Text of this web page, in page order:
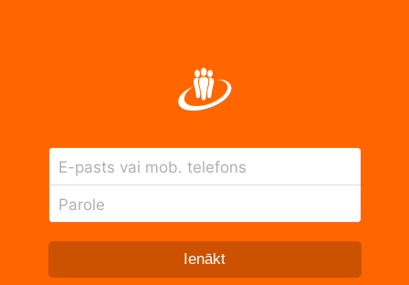
E-pasts vai mob. telefons
Parole
Ienākt